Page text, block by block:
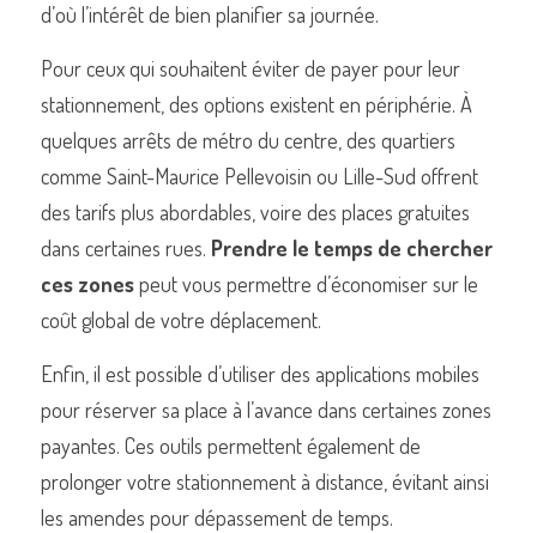
d’où l’intérêt de bien planifier sa journée.
Pour ceux qui souhaitent éviter de payer pour leur
stationnement, des options existent en périphérie. À
quelques arrêts de métro du centre, des quartiers
comme Saint-Maurice Pellevoisin ou Lille-Sud offrent
des tarifs plus abordables, voire des places gratuites
dans certaines rues. Prendre le temps de chercher
ces zones peut vous permettre d’économiser sur le
coût global de votre déplacement.
Enfin, il est possible d’utiliser des applications mobiles
pour réserver sa place à l’avance dans certaines zones
payantes. Ces outils permettent également de
prolonger votre stationnement à distance, évitant ainsi
les amendes pour dépassement de temps.